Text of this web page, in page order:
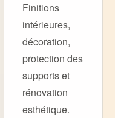
Finitions
intérieures,
décoration,
protection des
supports et
rénovation
esthétique.